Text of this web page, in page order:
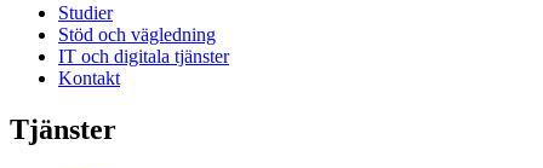
Studier
Stöd och vägledning
IT och digitala tjänster
Kontakt
Tjänster